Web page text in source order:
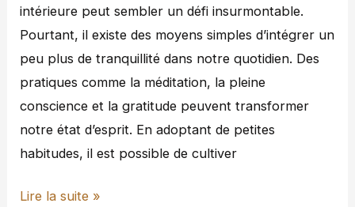
intérieure peut sembler un défi insurmontable.
Pourtant, il existe des moyens simples d’intégrer un
peu plus de tranquillité dans notre quotidien. Des
pratiques comme la méditation, la pleine
conscience et la gratitude peuvent transformer
notre état d’esprit. En adoptant de petites
habitudes, il est possible de cultiver
Lire la suite »